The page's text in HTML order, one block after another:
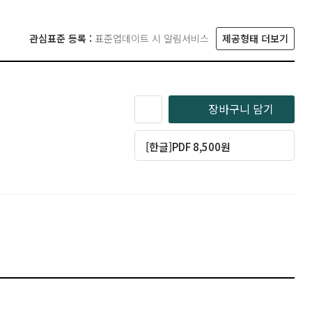
관심표준 등록 : 표준업데이트 시 알림서비스 제공형태 더보기
장바구니 담기
[한글]PDF 8,500원